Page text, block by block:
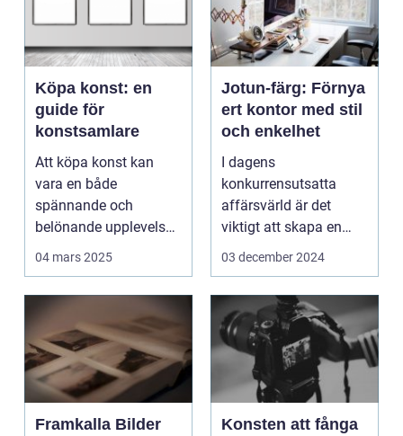
Köpa konst: en
guide för
konstsamlare
Att köpa konst kan
vara en både
spännande och
belönande upplevelse.
Det handlar...
04 mars 2025
Jotun-färg: Förnya
ert kontor med stil
och enkelhet
I dagens
konkurrensutsatta
affärsvärld är det
viktigt att skapa en
arbetsmiljö s...
03 december 2024
Framkalla Bilder
Konsten att fånga